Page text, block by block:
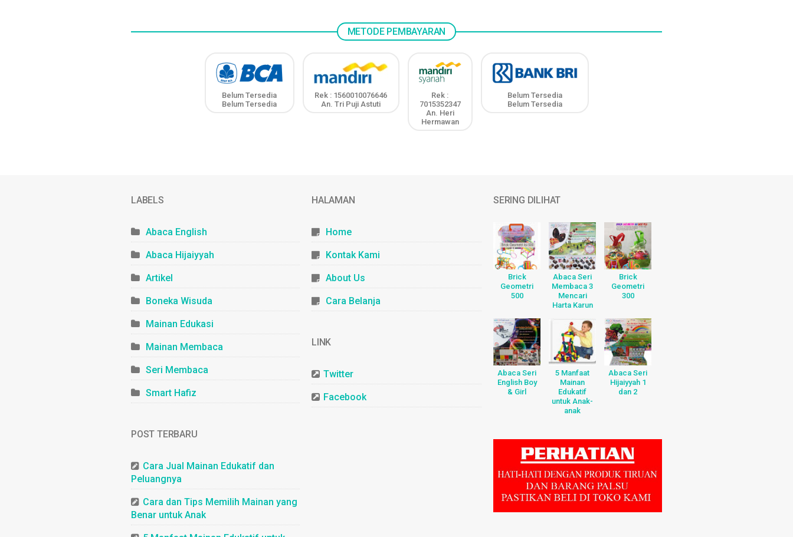
METODE PEMBAYARAN
Belum Tersedia
Belum Tersedia
Rek : 1560010076646
An. Tri Puji Astuti
Rek :
7015352347
An. Heri
Hermawan
Belum Tersedia
Belum Tersedia
LABELS
Abaca English
Abaca Hijaiyyah
Artikel
Boneka Wisuda
Mainan Edukasi
Mainan Membaca
Seri Membaca
Smart Hafiz
POST TERBARU
Cara Jual Mainan Edukatif dan
Peluangnya
Cara dan Tips Memilih Mainan yang
Benar untuk Anak
HALAMAN
Home
Kontak Kami
About Us
Cara Belanja
LINK
Twitter
Facebook
SERING DILIHAT
Brick
Geometri
500
Abaca Seri
Membaca 3
Mencari
Harta Karun
Brick
Geometri
300
Abaca Seri
English Boy
& Girl
5 Manfaat
Mainan
Edukatif
untuk Anak-
anak
Abaca Seri
Hijaiyyah 1
dan 2